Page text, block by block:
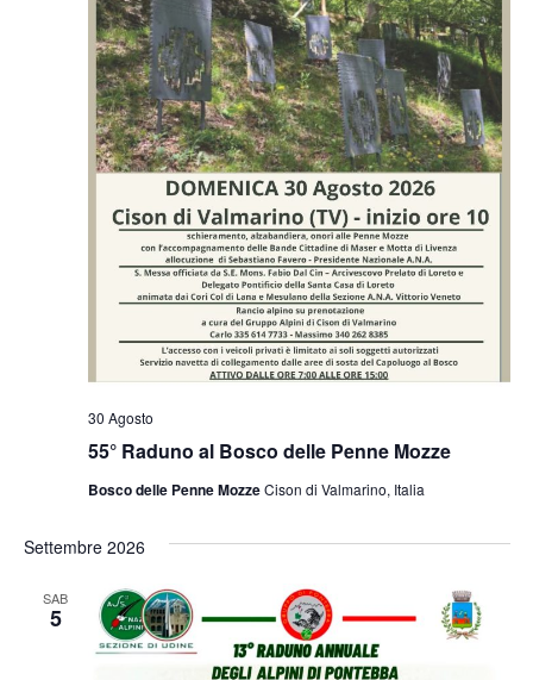
55° Raduno al Bosco delle Penne Mozze
30 Agosto
Bosco delle Penne MozzeCison di Valmarino, Italia
Settembre 2026
SAB
5